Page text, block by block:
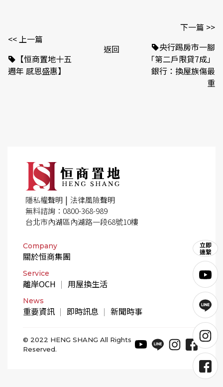
<< 上一篇
【恒商置地十五
週年 感恩盛惠】
返回
下一篇 >>
央行踢房市一腳
「第二戶限貸7成」
銀行：換屋族傷最
重
隱私權聲明 | 法律風險聲明
無料諮詢：0800-368-989
台北市內湖區內湖路一段68號10樓
Company
關於恒商集團
Service
離岸OCH 用屋換生活
News
重要資訊 即時訊息 新聞時事
© 2022 HENG SHANG All Rights
Reserved.